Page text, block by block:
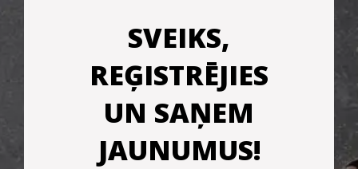
SVEIKS,
REĢISTRĒJIES
UN SAŅEM
JAUNUMUS!